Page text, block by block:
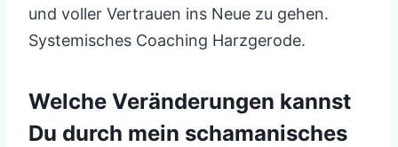
und voller Vertrauen ins Neue zu gehen.
Systemisches Coaching Harzgerode.
Welche Veränderungen kannst
Du durch mein schamanisches